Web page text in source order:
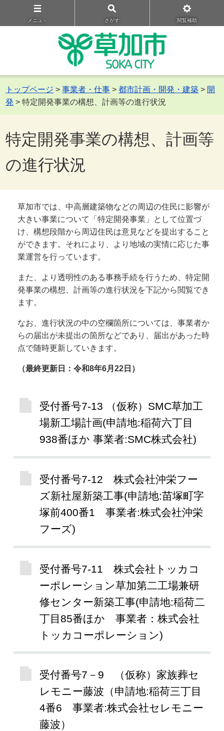
メニュ－ さがす 閲覧補助
トップページ >事業者・仕事 >都市計画・開発・建築 > 開
発 > 特定開発事業の構想、計画等の進行状況
特定開発事業の構想、計画等
の進行状況
草加市では、中高層建築物などの周辺の住民に影響が
大きい事業について「特定開発事業」として位置づ
け、構想段階から周辺住民は意見などを提出すること
ができます。それにより、より地域の実情に応じた事
業運営を行っています。
また、より透明性のある事務手続を行うため、特定開
発事業の構想、計画等の進行状況を下記から閲覧でき
ます。
なお、進行状況の中の空欄箇所については、事業者か
らの届出が未提出の箇所などであり、届出があった時
点で随時更新していきます。
（最終更新日：令和8年6月22日）
受付番号7-13 （仮称）SMC草加工
場新工場計画(申請地:稲荷六丁目
938番ほか 事業者:SMC株式会社)
受付番号7-12 株式会社沖栄フー
ズ新社屋新築工事(申請地:苗塚町字
塚前400番1 事業者:株式会社沖栄
フーズ)
受付番号7-11 株式会社トッカコ
ーポレーション草加第二工場兼研
修センター新築工事(申請地:稲荷二
丁目85番ほか 事業者：株式会社
トッカコーポレーション)
受付番号7－9 （仮称）家族葬セ
レモニー藤波（申請地:稲荷三丁目
4番6 事業者:株式会社セレモニー
藤波）